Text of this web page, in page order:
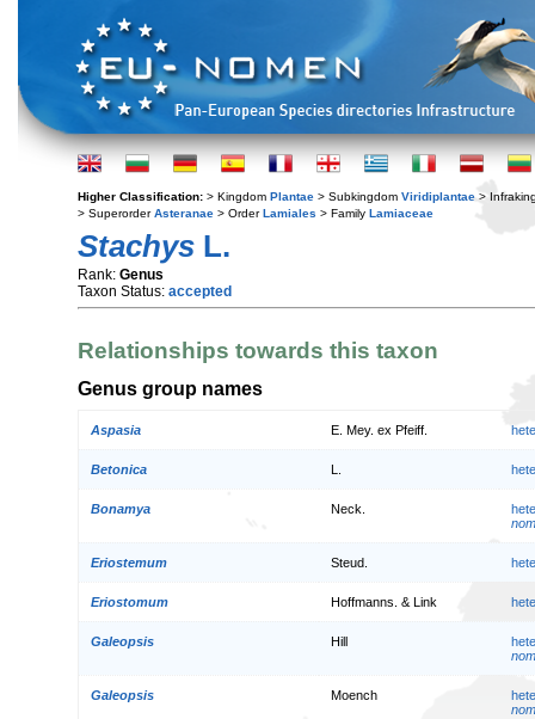
Higher Classification: > Kingdom Plantae > Subkingdom Viridiplantae >
> SuperorderAsteranae > OrderLamiales > Family Lamiaceae
Stachys L.
Rank: Genus
Taxon Status: accepted
Relationships towards this taxon
Genus group names
Aspasia E. Mey. ex Pfeiff.
Betonica
Bonamya Neck.
Eriostemum Steud.
Eriostomum Hoffmanns. & Link
Galeopsis Hill
Galeopsis Moench